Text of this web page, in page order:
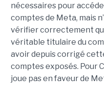
nécessaires pour
comptes de Meta, mais
vérifier correctement
véritable titulaire du
avoir depuis corrigé
comptes exposés. Pour
joue pas en faveur de